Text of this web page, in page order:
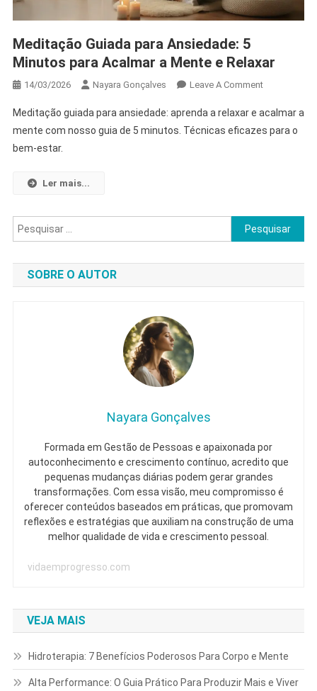
Meditação Guiada para Ansiedade: 5
Minutos para Acalmar a Mente e Relaxar
14/03/2026 Nayara Gonçalves Leave A CommentOn
Guiada
Para
Acalmar
A
E
Meditação guiada para ansiedade: aprenda a relaxar e acalmar a
mente com nosso guia de 5 minutos. Técnicas eficazes para o
bem-estar.
Ler mais...
Pesquisar
por:
SOBRE O AUTOR
Nayara Gonçalves
Formada em Gestão de Pessoas e apaixonada por
autoconhecimento e crescimento contínuo, acredito que
pequenas mudanças diárias podem gerar grandes
transformações. Com essa visão, meu compromisso é
oferecer conteúdos baseados em práticas, que promovam
reflexões e estratégias que auxiliam na construção de uma
melhor qualidade de vida e crescimento pessoal.
vidaemprogresso.com
VEJA MAIS
Hidroterapia: 7 Benefícios Poderosos Para Corpo e Mente
Alta Performance: O Guia Prático Para Produzir Mais e Viver